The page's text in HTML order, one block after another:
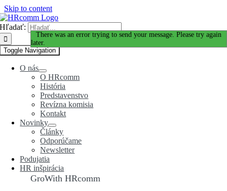
Skip to content
Hľadať:
Toggle Navigation
O nás
O HRcomm
História
Predstavenstvo
Revízna komisia
Kontakt
Novinky
Články
Odporúčame
Newsletter
Podujatia
HR inšpirácia
GroWith HRcomm
Ďakujeme za Váš záujem!
There was an error trying to send your message. Please try again
later.